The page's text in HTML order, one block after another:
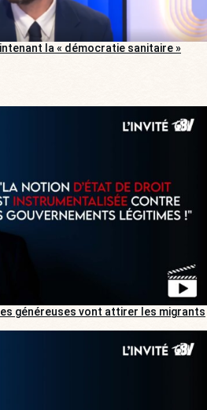
la « démocratie sanitaire »
généreuses vont attirer les migrants